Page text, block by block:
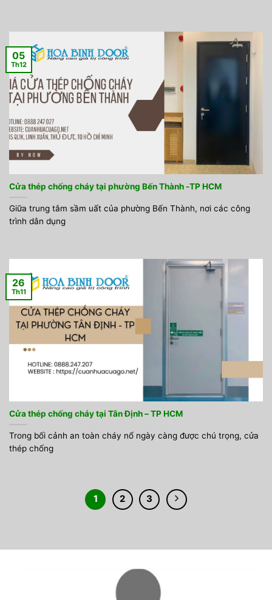
Cửa thép chống cháy tại phường Bến Thành -TP HCM
Giữa trung tâm sầm uất của phường Bến Thành, nơi các công
trình dân dụng
05
Th12
Cửa thép chống cháy tại Tân Định – TP HCM
Trong bối cảnh an toàn cháy nổ ngày càng được chú trọng, cửa
thép chống
26
Th11
1 2 3